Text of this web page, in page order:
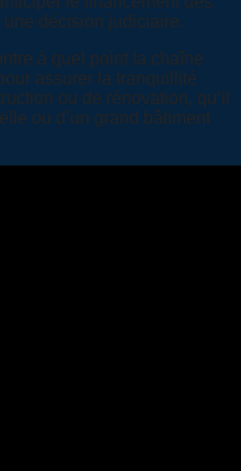
décision judiciaire.
à quel point la chaîne
assurer la tranquillité
ou de rénovation, qu’il
ou d’un grand bâtiment